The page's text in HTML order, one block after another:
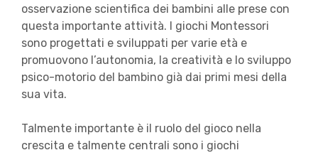
osservazione scientifica dei bambini alle prese con
questa importante attività. I giochi Montessori
sono progettati e sviluppati per varie età e
promuovono l’autonomia, la creatività e lo sviluppo
psico-motorio del bambino già dai primi mesi della
sua vita.
Talmente importante è il ruolo del gioco nella
crescita e talmente centrali sono i giochi